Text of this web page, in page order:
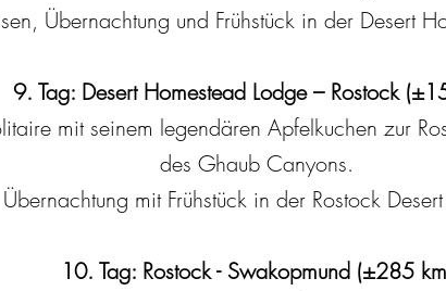
Übernachtung und Frühstück in der Desert
9. Tag: Desert Homestead Lodge – Rostock
mit seinem legendären Apfelkuchen zur
des Ghaub Canyons.
Übernachtung mit Frühstück in der Rostock
10. Tag: Rostock - Swakopmund (±285